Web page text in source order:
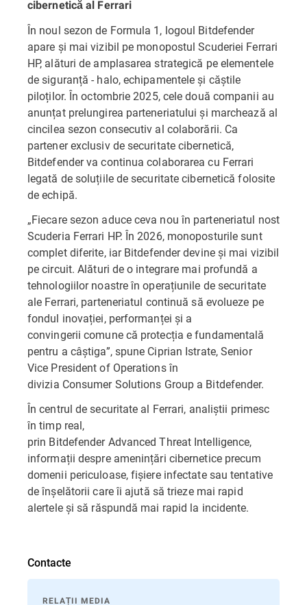
cibernetică al Ferrari
În noul sezon de Formula 1, logoul Bitdefender
apare și mai vizibil pe monopostul Scuderiei Ferrari
HP, alături de amplasarea strategică pe elementele
de siguranță - halo, echipamentele și căștile
piloților. În octombrie 2025, cele două companii au
anunțat prelungirea parteneriatului și marchează al
cincilea sezon consecutiv al colaborării. Ca
partener exclusiv de securitate cibernetică,
Bitdefender va continua colaborarea cu Ferrari
legată de soluțiile de securitate cibernetică folosite
de echipă.
„Fiecare sezon aduce ceva nou în parteneriatul nostru cu
Scuderia Ferrari HP. În 2026, monoposturile sunt
complet diferite, iar Bitdefender devine și mai vizibil
pe circuit. Alături de o integrare mai profundă a
tehnologiilor noastre în operațiunile de securitate
ale Ferrari, parteneriatul continuă să evolueze pe
fondul inovației, performanței și a
convingerii comune că protecția e fundamentală
pentru a câștiga”, spune Ciprian Istrate, Senior
Vice President of Operations în
divizia Consumer Solutions Group a Bitdefender.
În centrul de securitate al Ferrari, analiștii primesc
în timp real,
prin Bitdefender Advanced Threat Intelligence,
informații despre amenințări cibernetice precum
domenii periculoase, fișiere infectate sau tentative
de înșelătorii care îi ajută să trieze mai rapid
alertele și să răspundă mai rapid la incidente.
Contacte
RELAȚII MEDIA